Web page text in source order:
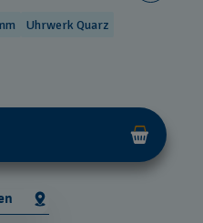
Uhrwerk Quarz